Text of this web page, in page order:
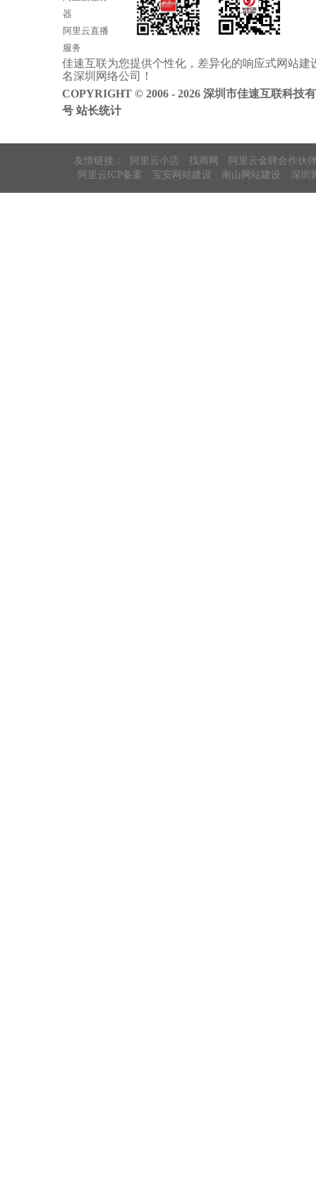
器
阿里云直播
服务
阿里云ICP备
案
佳速互联为您提供个性化，差异化的响应式网站建
名深圳网络公司
！
COPYRIGHT © 2006 - 2026 深圳市佳速互联科技
号 站长统计
友情链接： 阿里云小店 找商网
阿里云金牌合作伙
阿里云ICP备案
宝安网站建设 南山网站建设 深圳